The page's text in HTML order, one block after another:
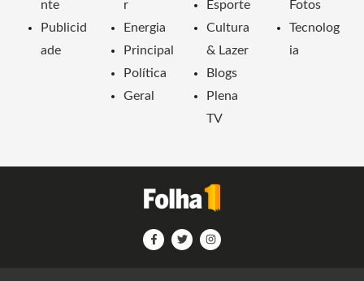
nte
Publicid
ade
r
Energia
Principal
Política
Geral
Esporte
Cultura
& Lazer
Blogs
Plena
TV
Fotos
Tecnolog
ia